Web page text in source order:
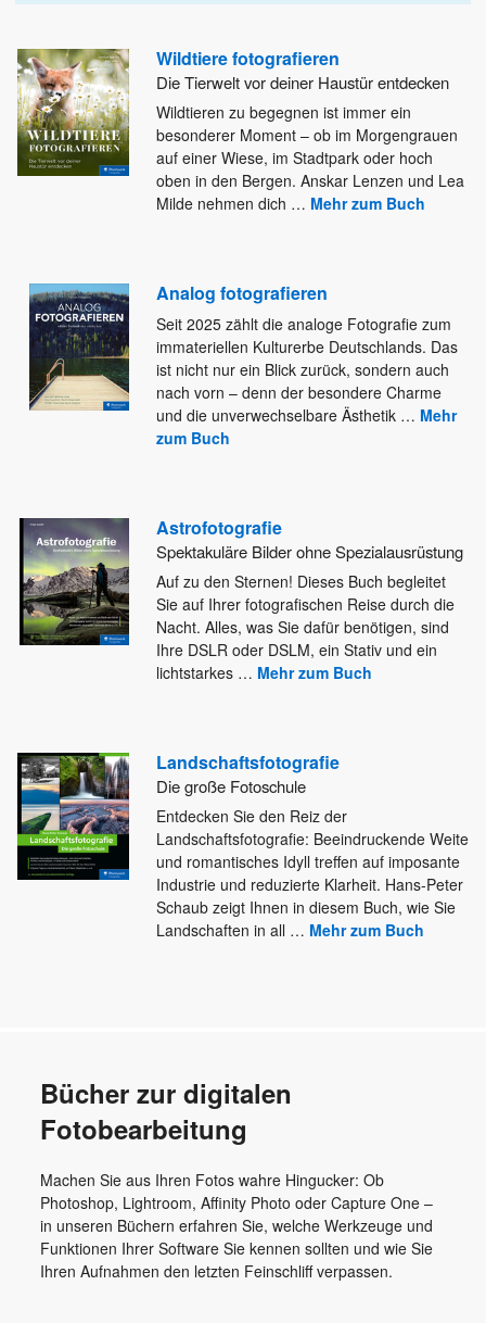
Wildtiere fotografieren
Die Tierwelt vor deiner Haustür entdecken
Wildtieren zu begegnen ist immer ein
besonderer Moment – ob im Morgengrauen
auf einer Wiese, im Stadtpark oder hoch
oben in den Bergen. Anskar Lenzen und Lea
Milde nehmen dich … Mehr zum Buch
Analog fotografieren
Seit 2025 zählt die analoge Fotografie zum
immateriellen Kulturerbe Deutschlands. Das
ist nicht nur ein Blick zurück, sondern auch
nach vorn – denn der besondere Charme
und die unverwechselbare Ästhetik … Mehr
zum Buch
Astrofotografie
Spektakuläre Bilder ohne Spezialausrüstung
Auf zu den Sternen! Dieses Buch begleitet
Sie auf Ihrer fotografischen Reise durch die
Nacht. Alles, was Sie dafür benötigen, sind
Ihre DSLR oder DSLM, ein Stativ und ein
lichtstarkes … Mehr zum Buch
Landschaftsfotografie
Die große Fotoschule
Entdecken Sie den Reiz der
Landschaftsfotografie: Beeindruckende Weite
und romantisches Idyll treffen auf imposante
Industrie und reduzierte Klarheit. Hans-Peter
Schaub zeigt Ihnen in diesem Buch, wie Sie
Landschaften in all … Mehr zum Buch
Bücher zur digitalen
Fotobearbeitung
Machen Sie aus Ihren Fotos wahre Hingucker: Ob
Photoshop, Lightroom, Affinity Photo oder Capture One –
in unseren Büchern erfahren Sie, welche Werkzeuge und
Funktionen Ihrer Software Sie kennen sollten und wie Sie
Ihren Aufnahmen den letzten Feinschliff verpassen.